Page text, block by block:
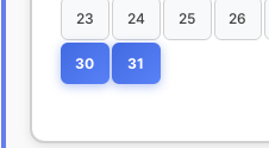
23 24 25 26
30 31